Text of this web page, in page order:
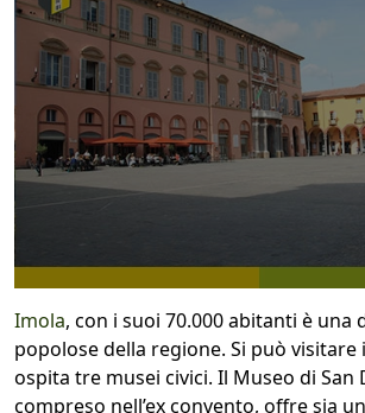
Imola, con i suoi 70.000 abitanti è una
popolose della regione. Si può
ospita tre musei civici. Il Museo di San
compreso nell’ex convento, offre sia